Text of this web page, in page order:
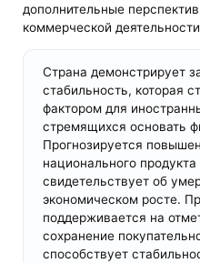
дополнительные
коммерческой
Страна демонстрирует
стабильность, которая
фактором для
стремящихся основать
Прогнозируется
национального
свидетельствует об
экономическом росте.
поддерживается на
сохранение
способствует